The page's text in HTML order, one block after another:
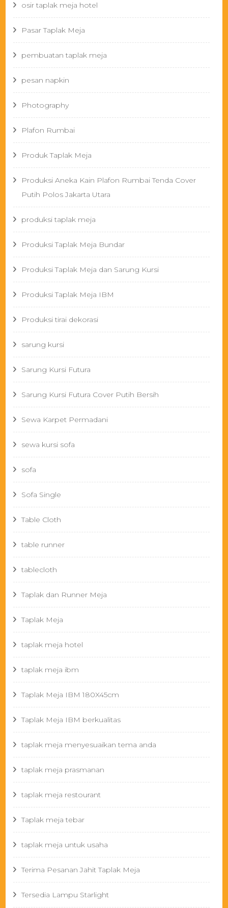
osir taplak meja hotel
Pasar Taplak Meja
pembuatan taplak meja
pesan napkin
Photography
Plafon Rumbai
Produk Taplak Meja
Produksi Aneka Kain Plafon Rumbai Tenda Cover
Putih Polos Jakarta Utara
produksi taplak meja
Produksi Taplak Meja Bundar
Produksi Taplak Meja dan Sarung Kursi
Produksi Taplak Meja IBM
Produksi tirai dekorasi
sarung kursi
Sarung Kursi Futura
Sarung Kursi Futura Cover Putih Bersih
Sewa Karpet Permadani
sewa kursi sofa
sofa
Sofa Single
Table Cloth
table runner
tablecloth
Taplak dan Runner Meja
Taplak Meja
taplak meja hotel
taplak meja ibm
Taplak Meja IBM 180X45cm
Taplak Meja IBM berkualitas
taplak meja menyesuaikan tema anda
taplak meja prasmanan
taplak meja restourant
Taplak meja tebar
taplak meja untuk usaha
Terima Pesanan Jahit Taplak Meja
Tersedia Lampu Starlight